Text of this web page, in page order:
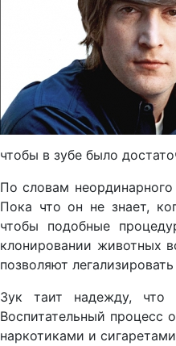
чтобы в зубе было
По словам
Пока что он не знает,
чтобы подобные
клонировании животных
позволяют
Зук таит надежду,
Воспитательный процесс
наркотиками и